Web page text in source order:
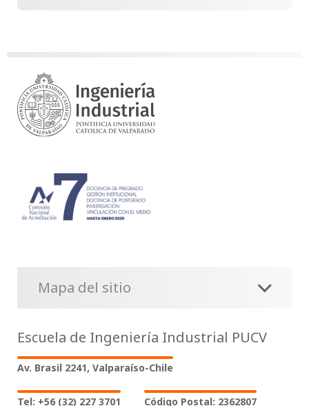
Mapa del sitio
Escuela de Ingeniería Industrial PUCV
Av. Brasil 2241, Valparaíso-Chile
Tel: +56 (32) 227 3701 Código Postal: 2362807